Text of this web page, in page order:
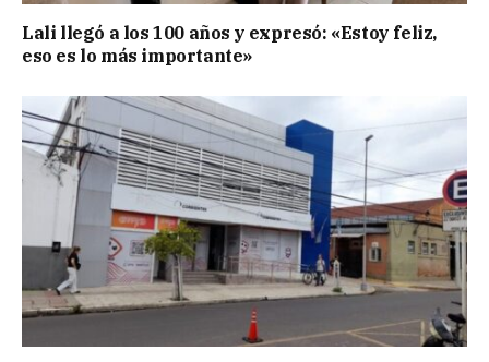
Lali llegó a los 100 años y expresó: «Estoy feliz,
eso es lo más importante»